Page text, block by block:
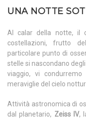
UNA NOTTE
Al calar della notte, il
costellazioni, frutto
particolare punto di
stelle si nascondano
viaggio, vi
meraviglie del cielo
Attività astronomica di
dal planetario, Zeiss IV,